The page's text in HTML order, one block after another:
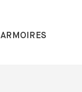
ARMOIRES